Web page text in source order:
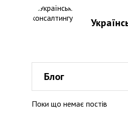
Блог
Поки що немає постів